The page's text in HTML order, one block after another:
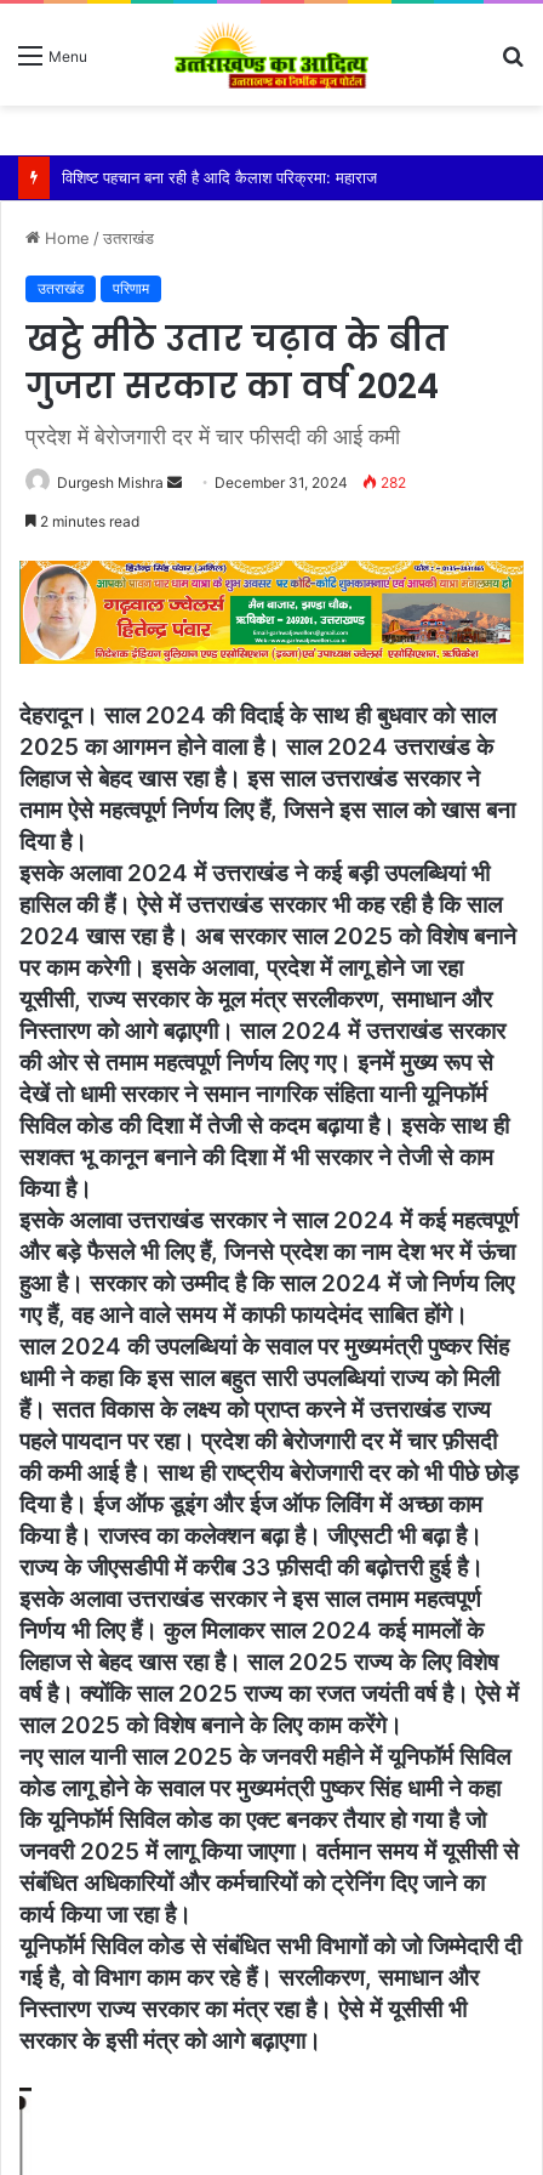
Menu
विशिष्ट पहचान बना रही है आदि कैलाश परिक्रमा: महाराज
Home /उतराखंड
उतराखंड परिणाम
खट्ठे मीठे उतार चढ़ाव के बीत
गुजरा सरकार का वर्ष 2024
प्रदेश में बेरोजगारी दर में चार फीसदी की आई कमी
Durgesh Mishra
Send December 31, 2024 282
2 minutes read
देहरादून। साल 2024 की विदाई के साथ ही बुधवार को साल
2025 का आगमन होने वाला है। साल 2024 उत्तराखंड के
लिहाज से बेहद खास रहा है। इस साल उत्तराखंड सरकार ने
तमाम ऐसे महत्वपूर्ण निर्णय लिए हैं, जिसने इस साल को खास बना
दिया है।
इसके अलावा 2024 में उत्तराखंड ने कई बड़ी उपलब्धियां भी
हासिल की हैं। ऐसे में उत्तराखंड सरकार भी कह रही है कि साल
2024 खास रहा है। अब सरकार साल 2025 को विशेष बनाने
पर काम करेगी। इसके अलावा, प्रदेश में लागू होने जा रहा
यूसीसी, राज्य सरकार के मूल मंत्र सरलीकरण, समाधान और
निस्तारण को आगे बढ़ाएगी। साल 2024 में उत्तराखंड सरकार
की ओर से तमाम महत्वपूर्ण निर्णय लिए गए। इनमें मुख्य रूप से
देखें तो धामी सरकार ने समान नागरिक संहिता यानी यूनिफॉर्म
सिविल कोड की दिशा में तेजी से कदम बढ़ाया है। इसके साथ ही
सशक्त भू कानून बनाने की दिशा में भी सरकार ने तेजी से काम
किया है।
इसके अलावा उत्तराखंड सरकार ने साल 2024 में कई महत्वपूर्ण
और बड़े फैसले भी लिए हैं, जिनसे प्रदेश का नाम देश भर में ऊंचा
हुआ है। सरकार को उम्मीद है कि साल 2024 में जो निर्णय लिए
गए हैं, वह आने वाले समय में काफी फायदेमंद साबित होंगे।
साल 2024 की उपलब्धियां के सवाल पर मुख्यमंत्री पुष्कर सिंह
धामी ने कहा कि इस साल बहुत सारी उपलब्धियां राज्य को मिली
हैं। सतत विकास के लक्ष्य को प्राप्त करने में उत्तराखंड राज्य
पहले पायदान पर रहा। प्रदेश की बेरोजगारी दर में चार फ़ीसदी
की कमी आई है। साथ ही राष्ट्रीय बेरोजगारी दर को भी पीछे छोड़
दिया है। ईज ऑफ डूइंग और ईज ऑफ लिविंग में अच्छा काम
किया है। राजस्व का कलेक्शन बढ़ा है। जीएसटी भी बढ़ा है।
राज्य के जीएसडीपी में करीब 33 फ़ीसदी की बढ़ोत्तरी हुई है।
इसके अलावा उत्तराखंड सरकार ने इस साल तमाम महत्वपूर्ण
निर्णय भी लिए हैं। कुल मिलाकर साल 2024 कई मामलों के
लिहाज से बेहद खास रहा है। साल 2025 राज्य के लिए विशेष
वर्ष है। क्योंकि साल 2025 राज्य का रजत जयंती वर्ष है। ऐसे में
साल 2025 को विशेष बनाने के लिए काम करेंगे।
नए साल यानी साल 2025 के जनवरी महीने में यूनिफॉर्म सिविल
कोड लागू होने के सवाल पर मुख्यमंत्री पुष्कर सिंह धामी ने कहा
कि यूनिफॉर्म सिविल कोड का एक्ट बनकर तैयार हो गया है जो
जनवरी 2025 में लागू किया जाएगा। वर्तमान समय में यूसीसी से
संबंधित अधिकारियों और कर्मचारियों को ट्रेनिंग दिए जाने का
कार्य किया जा रहा है।
यूनिफॉर्म सिविल कोड से संबंधित सभी विभागों को जो जिम्मेदारी दी
गई है, वो विभाग काम कर रहे हैं। सरलीकरण, समाधान और
निस्तारण राज्य सरकार का मंत्र रहा है। ऐसे में यूसीसी भी
सरकार के इसी मंत्र को आगे बढ़ाएगा।